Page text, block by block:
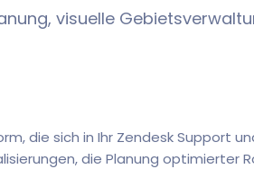
visuelle
die sich in Ihr Zendesk Support
die Planung optimierter